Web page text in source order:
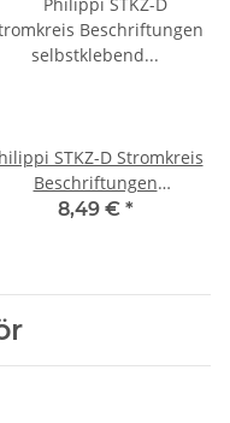
STKZ-D Stromkreis
Beschriftungen
selbstklebend Serie 100,
8,49 € *